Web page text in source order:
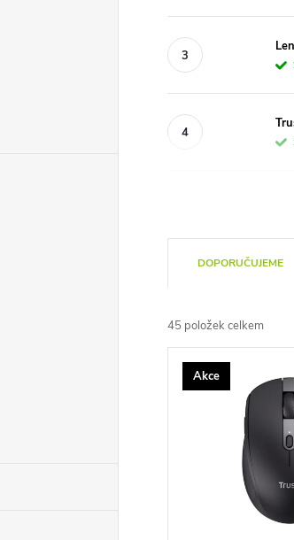
a
z
e
DOPORUČUJEME
45 položek celkem
VAkce